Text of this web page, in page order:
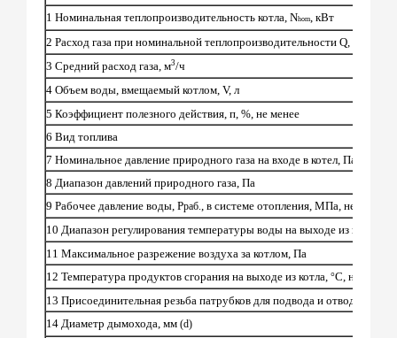
1 Номинальная теплопроизводительность котла,Nhom ,кВт
2Расход газа при номинальной теплопроизводительностиQ,
3Средний расход газа, м3/ч
4 Объем воды, вмещаемый котлом, V, л
5 Коэффициент полезного действия, п, %, не менее
6 Вид топлива
7 Номинальное давление природного газа на входе в котел, Па
8 Диапазон давлений природного газа, Па
9 Рабочее давление воды, Рраб. , в системе отопления, МПа, не более
10 Диапазон регулирования температуры воды на выходе из котла,
11 Максимальное разрежение воздуха за котлом, Па
12 Температура продуктов сгорания на выходе из котла,°С, не менее
13 Присоединительная резьба патрубков для подвода и отвода
14 Диаметр дымохода, мм(d)